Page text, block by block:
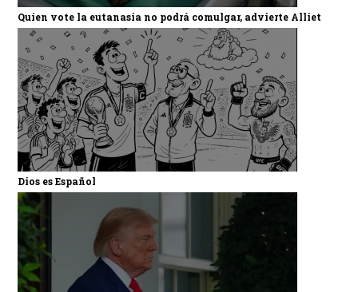
Quien vote la eutanasia no podrá comulgar, advierte Alliet
Dios es Español